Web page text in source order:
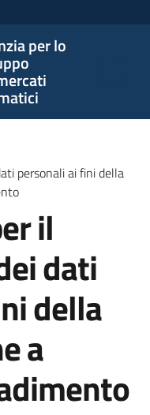
per lo
personali ai fini della
il
dati
della
a